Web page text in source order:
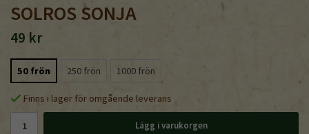
SOLROS SONJA
49 kr
50 frön 250 frön 1000 frön
Finns i lager för omgående leverans
Lägg i varukorgen